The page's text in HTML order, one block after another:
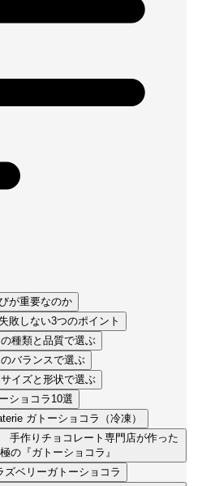
が重要なのか
敗しない3つのポイント
種類と品質で選ぶ
バランスで選ぶ
イズと形状で選ぶ
ショコラ10選
ガトーショコラ（冷凍）
手作りチョコレート専門店が作った
の『ガトーショコラ』
ズベリーガトーショコラ